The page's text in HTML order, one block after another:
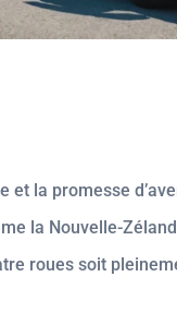
la promesse
la Nouvelle-
roues soit